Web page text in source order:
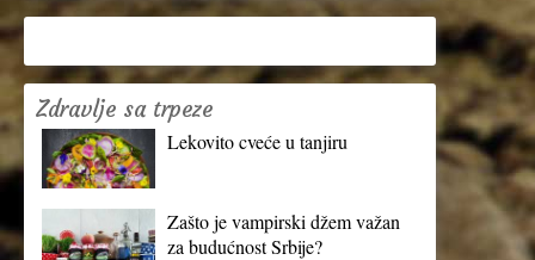
Zdravlje sa trpeze
Lekovito cveće u tanjiru
Zašto je vampirski džem važan
za budućnost Srbije?